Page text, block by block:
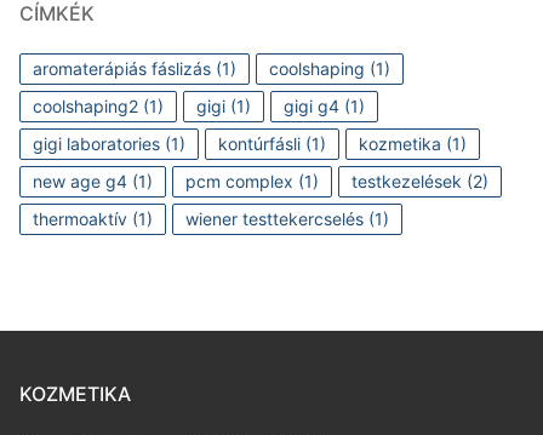
CÍMKÉK
aromaterápiás fáslizás (1) coolshaping (1)
coolshaping2 (1) gigi (1) gigi g4 (1)
gigi laboratories (1) kontúrfásli (1) kozmetika (1)
new age g4 (1) pcm complex (1) testkezelések (2)
thermoaktív (1) wiener testtekercselés (1)
KOZMETIKA